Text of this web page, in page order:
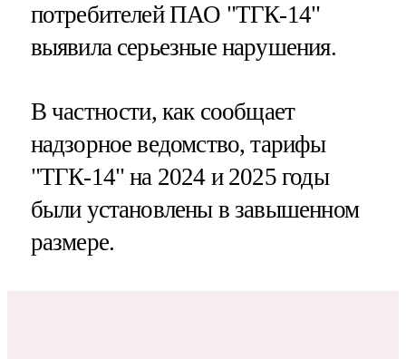
потребителей ПАО "ТГК-14"
выявила серьезные нарушения.
В частности, как сообщает
надзорное ведомство, тарифы
"ТГК-14" на 2024 и 2025 годы
были установлены в завышенном
размере.